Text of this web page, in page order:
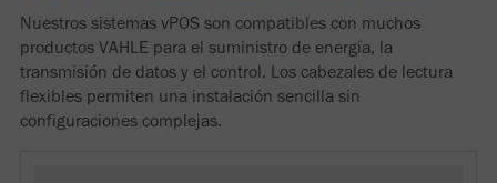
Nuestros sistemas vPOS son compatibles con muchos
productos VAHLE para el suministro de energía, la
transmisión de datos y el control. Los cabezales de lectura
flexibles permiten una instalación sencilla sin
configuraciones complejas.